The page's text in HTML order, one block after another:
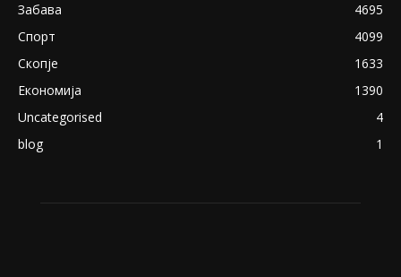
Забава
4695
Спорт
4099
Скопје
1633
Економија
1390
Uncategorised
4
blog
1